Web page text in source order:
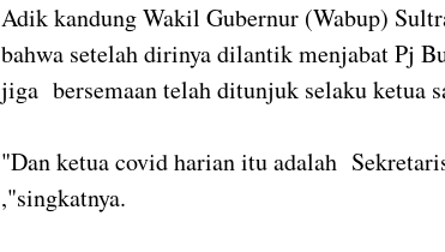
Adik kandung Wakil Gubernur (Wabup)
bahwa setelah dirinya dilantik menjabat Pj
jiga bersemaan telah ditunjuk selaku ketua
"Dan ketua covid harian itu adalah
,"singkatnya.